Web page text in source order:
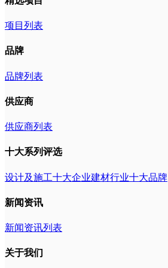
项目列表
品牌
品牌列表
供应商
供应商列表
十大系列评选
设计及施工十大企业建材行业十大品牌
新闻资讯
新闻资讯列表
关于我们